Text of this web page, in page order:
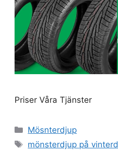
Priser Våra Tjänster
Kategorier
Mösnterdjup
Etiketter
mönsterdjup på